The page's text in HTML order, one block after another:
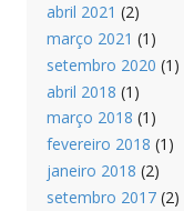
abril 2021 (2)
março 2021 (1)
setembro 2020 (1)
abril 2018 (1)
março 2018 (1)
fevereiro 2018 (1)
janeiro 2018 (2)
setembro 2017(2)